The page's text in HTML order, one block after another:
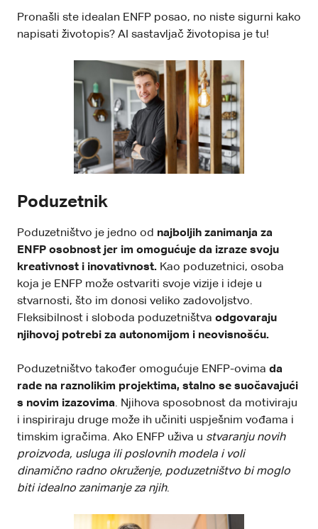
Pronašli ste idealan ENFP posao, no niste sigurni kako
napisati životopis? AI sastavljač životopisa je tu!
Poduzetnik
Poduzetništvo je jedno od najboljih zanimanja za
ENFP osobnost jer im omogućuje da izraze svoju
kreativnost i inovativnost. Kao poduzetnici, osoba
koja je ENFP može ostvariti svoje vizije i ideje u
stvarnosti, što im donosi veliko zadovoljstvo.
Fleksibilnost i sloboda poduzetništva odgovaraju
njihovoj potrebi za autonomijom i neovisnošću.
Poduzetništvo također omogućuje ENFP-ovima da
rade na raznolikim projektima, stalno se suočavajući
s novim izazovima. Njihova sposobnost da motiviraju
i inspiriraju druge može ih učiniti uspješnim vođama i
timskim igračima. Ako ENFP uživa u stvaranju novih
proizvoda, usluga ili poslovnih modela i voli
dinamično radno okruženje, poduzetništvo bi moglo
biti idealno zanimanje za njih.